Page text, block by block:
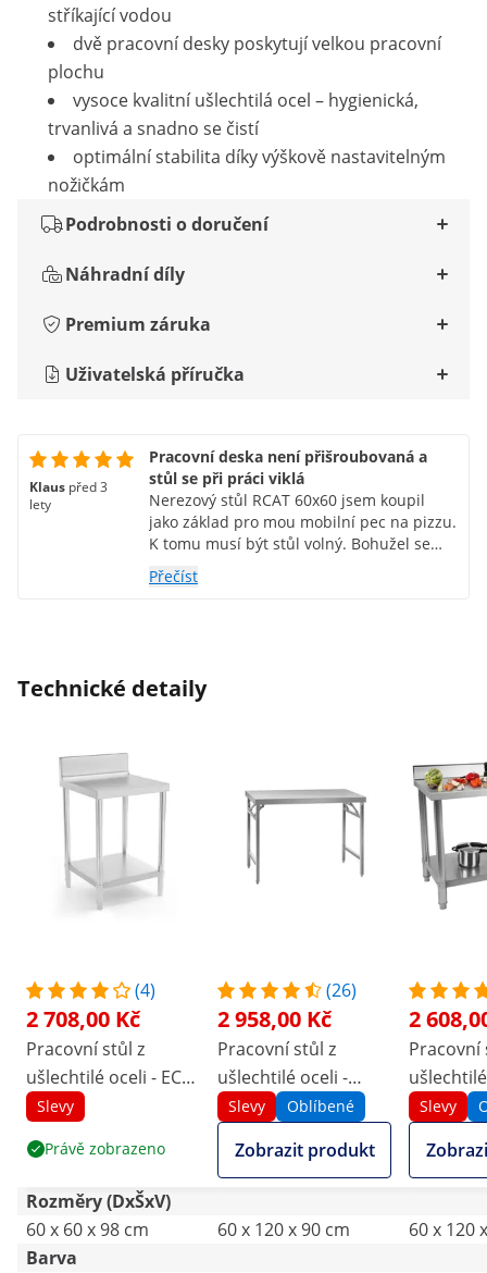
stříkající vodou
dvě pracovní desky poskytují velkou pracovní
plochu
vysoce kvalitní ušlechtilá ocel – hygienická,
trvanlivá a snadno se čistí
optimální stabilita díky výškově nastavitelným
nožičkám
Podrobnosti o doručení
Náhradní díly
Premium záruka
Uživatelská příručka
Klaus před 3
lety
Pracovní deska není přišroubovaná a
stůl se při práci viklá
Nerezový stůl RCAT 60x60 jsem koupil
jako základ pro mou mobilní pec na pizzu.
K tomu musí být stůl volný. Bohužel se
stůl při práci kýve. Je to pravděpodobně
způsobeno velkou vzdáleností mezi
jakéhokoli křížového šroubování. Pokud
mě je stůl totální selhání. Rychle jsem
vyhodila obalovou krabici. Měl to poslat
zpět.
Přečíst
Technické detaily
(4)
2 708,00 Kč
Pracovní stůl z
ušlechtilé oceli - ECO
- 60 x 60 cm - 250 kg -
Catering
Slevy
Právě zobrazeno
(26)
2 958,00 Kč
Pracovní stůl z
ušlechtilé oceli -
PREMIUM - 120 x 60
cm - 210 kg - skládací
- Royal Catering
Slevy Oblíbené
Zobrazit produkt
2
Pracovní
- 120 x
- stojan -
Catering
Slevy
Rozměry (DxŠxV)
60 x 60 x 98 cm
60 x 120 x 90 cm
60 x 120
Barva